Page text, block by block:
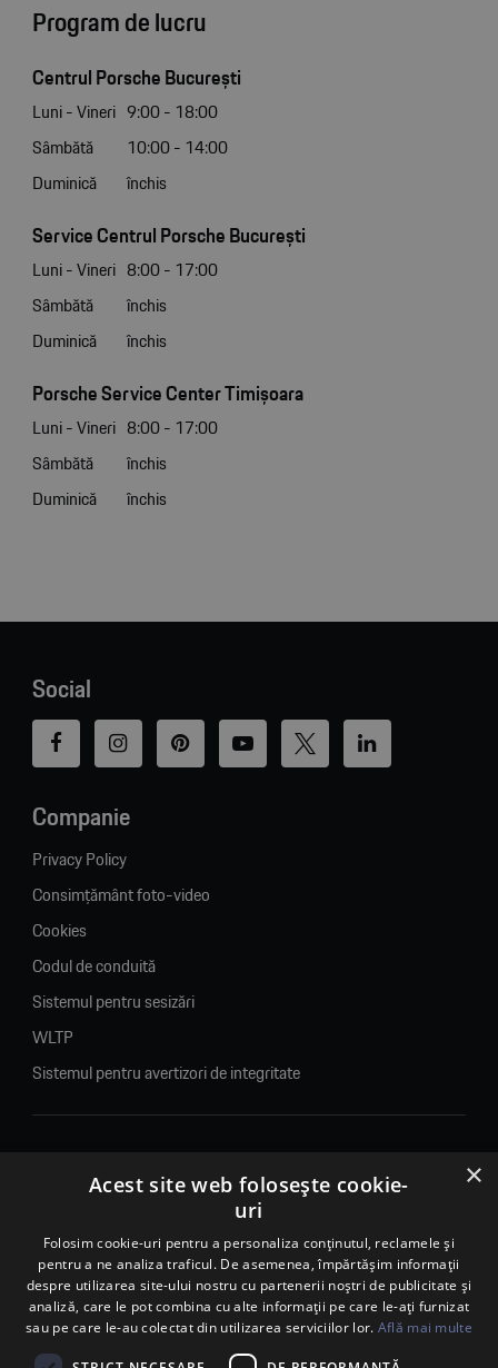
Program de lucru
Centrul Porsche București
Luni - Vineri 9:00 - 18:00
Sâmbătă
10:00 - 14:00
Duminică
închis
Service Centrul Porsche București
Luni - Vineri 8:00 - 17:00
Sâmbătă
închis
Duminică
închis
Porsche Service Center Timișoara
Luni - Vineri 8:00 - 17:00
Sâmbătă
închis
Duminică
închis
Social
Companie
Privacy Policy
Consimțământ foto-video
Cookies
Codul de conduită
Sistemul pentru sesizări
WLTP
Sistemul pentru avertizori de integritate
© 2026. Porsche Inter Auto Romania. Toate drepturile rezervate.
Porsche Inter Auto Romania SRL
RO22188461 J2007002067233
B-dul Pipera, nr. 2, Sala 1, Etaj 2, Voluntari, jud.Ilfov - sediu
social
B-dul Pipera, nr. 1/X, Centrul Porsche București – PCB,
Voluntari, jud. Ilfov – punct de lucru
×
Acest site web folosește cookie-
uri
Folosim cookie-uri pentru a personaliza conținutul, reclamele și
pentru a ne analiza traficul. De asemenea, împărtășim informații
despre utilizarea site-ului nostru cu partenerii noștri de publicitate și
analiză, care le pot combina cu alte informații pe care le-ați furnizat
sau pe care le-au colectat din utilizarea serviciilor lor. Află mai multe